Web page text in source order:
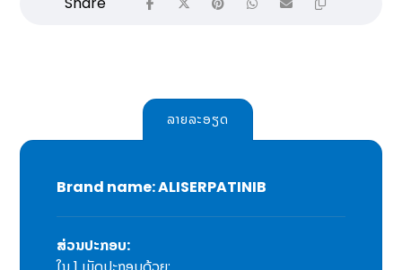
ລາຍລະອຽດ
Brand name: ALISERPATINIB
ສ່ວນປະກອບ: